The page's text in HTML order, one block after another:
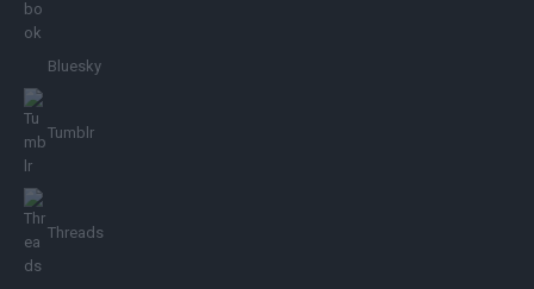
Bluesky
Tumblr
Threads